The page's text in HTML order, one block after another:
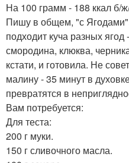
На 100 грамм - 188 ккал б/
Пишу в общем, "с Ягодами",
подходит куча разных ягод
смородина, клюква,
кстати, и готовила. Не
малину - 35 минут в
превратятся в
Вам потребуется:
Для теста:
200 г муки.
150 г сливочного масла.